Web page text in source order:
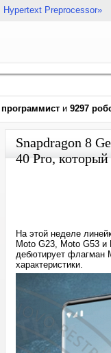
Hypertext Preprocessor»
программист и 9297
Snapdragon 8
40 Pro,
На этой неделе
Moto G23, Moto G53 и
дебютирует флагман
характеристики.